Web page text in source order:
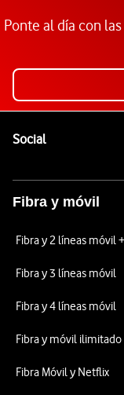
Ponte al día con
SocialEnlaces a las
Fibra y móvil
Fibra y 2 líneas móvil
Fibra y 3 líneas móvil
Fibra y 4 líneas móvil
Fibra y móvil ilimitado
Fibra Móvil y Netflix